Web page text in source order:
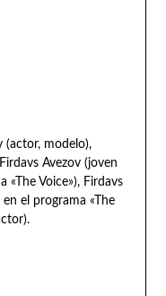
(actor, modelo),
Avezov (joven
Voice»), Firdavs
el programa «The